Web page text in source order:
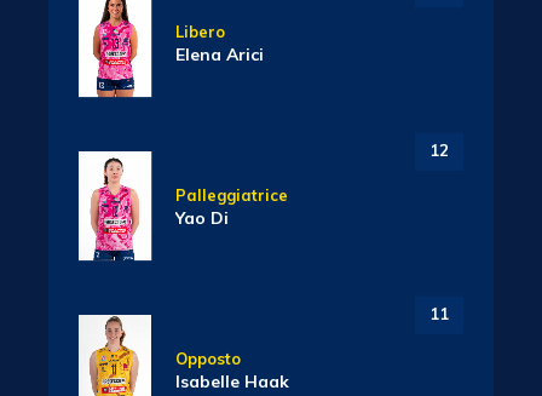
Libero
Elena Arici
12
Palleggiatrice
Yao Di
11
Opposto
Isabelle Haak